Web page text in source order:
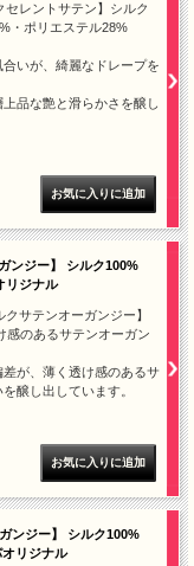
レントサテン】シルク
・ポリエステル28%
いが、綺麗なドレープを
品な艶と滑らかさを醸し
ンジー】 シルク100%
リジナル
サテンオーガンジー】
感のあるサテンオーガン
が、薄く透け感のあるサ
醸し出しています。
ガンジー】 シルク100%
リジナル